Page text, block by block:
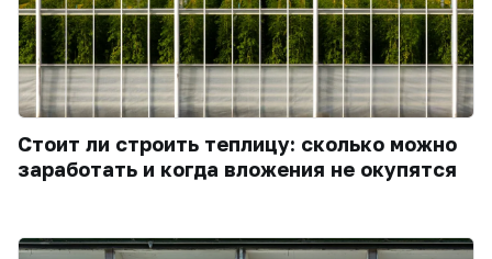
Стоит ли строить теплицу: сколько можно
заработать и когда вложения не окупятся